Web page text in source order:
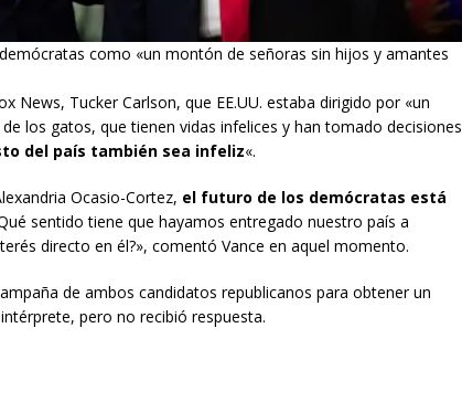
como «un montón de señoras sin hijos y amantes
News, Tucker Carlson, que EE.UU. estaba dirigido por «un
los gatos, que tienen vidas infelices y han tomado decisiones
del país también sea infeliz«.
Ocasio-Cortez, el futuro de los demócratas está
sentido tiene que hayamos entregado nuestro país a
directo en él?», comentó Vance en aquel momento.
de ambos candidatos republicanos para obtener un
pero no recibió respuesta.